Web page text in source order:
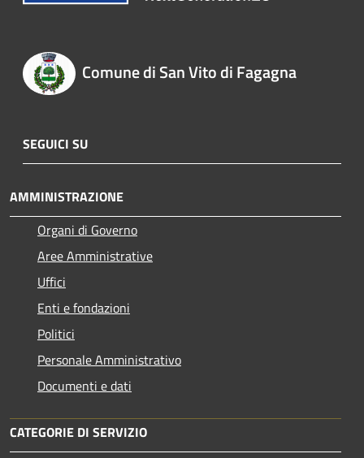
Comune di San Vito di Fagagna
SEGUICI SU
AMMINISTRAZIONE
Organi di Governo
Aree Amministrative
Uffici
Enti e fondazioni
Politici
Personale Amministrativo
Documenti e dati
CATEGORIE DI SERVIZIO